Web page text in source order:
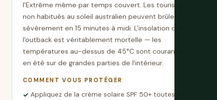
l'Extrême même par temps couvert. Les touristes
non habitués au soleil australien peuvent brûler
sévèrement en 15 minutes à midi. L'insolation dans
l'outback est véritablement mortelle — les
températures au-dessus de 45°C sont courantes
en été sur de grandes parties de l'intérieur.
COMMENT VOUS PROTÉGER
Appliquez de la crème solaire SPF 50+ toutes les